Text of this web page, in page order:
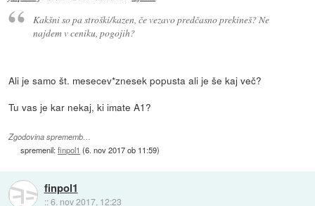
Kakšni so pa stroški/kazen, če vezavo predčasno prekineš? Ne
najdem v ceniku, pogojih?
Ali je samo št. mesecev*znesek popusta ali je še kaj več?
Tu vas je kar nekaj, ki imate A1?
Zgodovina sprememb…
spremenil:finpol1 (6. nov 2017 ob 11:59)
finpol1
::6. nov 2017, 12:23